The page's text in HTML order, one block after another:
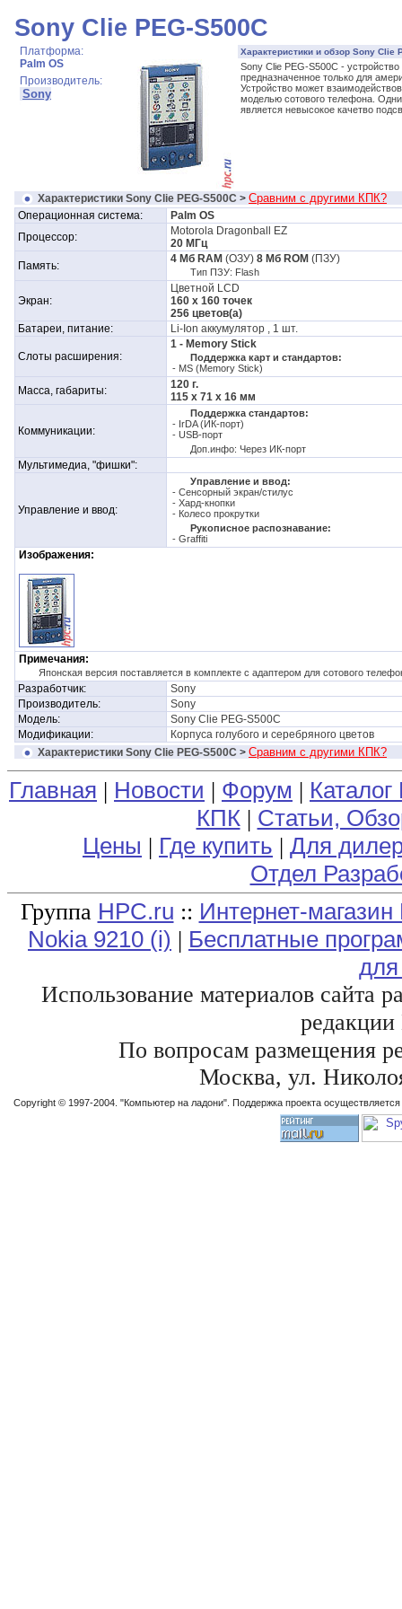
Sony Clie PEG-S500С
Платформа:
Palm OS
Производитель:
Sony
Характеристики и обзор Sony Clie
Sony Clie PEG-S500С -
предназначенное только для
Устройство может
моделью сотового телефона.
является невысокое качетво
Характеристики Sony Clie PEG-S500С > Сравним с другими КПК?
Операционная система:
Palm OS
Процессор:
Motorola Dragonball EZ
20 МГц
Память:
4 Мб RAM (ОЗУ) 8 Мб ROM (ПЗУ)
Тип ПЗУ: Flash
Экран:
Цветной LCD
160 x 160 точек
256 цветов(а)
Батареи, питание:
Li-Ion аккумулятор , 1 шт.
Слоты расширения:
1 - Memory Stick
Поддержка карт и стандартов:
- MS (Memory Stick)
Масса, габариты:
120 г.
115 x 71 x 16 мм
Коммуникации:
Поддержка стандартов:
- IrDA (ИК-порт)
- USB-порт
Доп.инфо: Через ИК-порт
Мультимедиа, "фишки":
Управление и ввод:
Управление и ввод:
- Сенсорный экран/стилус
- Хард-кнопки
- Колесо прокрутки
Рукописное распознавание:
- Graffiti
Изображения:
Примечания:
Японская версия поставляется в комплекте с адаптером для сотового
Разработчик:
Sony
Производитель:
Sony
Модель:
Sony Clie PEG-S500С
Модификации:
Корпуса голубого и серебряного цветов
Характеристики Sony Clie PEG-S500С > Сравним с другими КПК?
Главная | Новости | Форум |
КПК | Статьи,
Цены | Где купить | Для
Отдел
Группа HPC.ru :: Интернет-
Nokia 9210 (i) | Бесплатные
Использование материалов сайта
По вопросам размещения
Москва, ул.
Copyright © 1997-2004. "Компьютер на ладони". Поддержка проекта